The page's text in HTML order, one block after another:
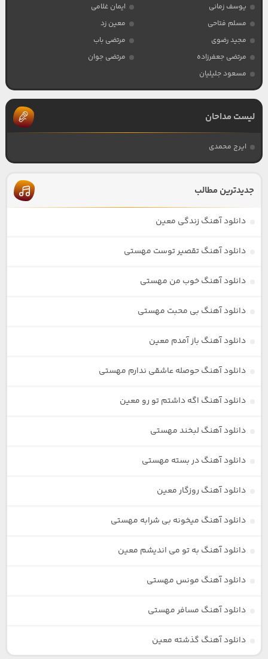
یوسف زمانی
ایمان غلامی
مسلم فتاحی
معین زد
مجید رضوی
مرتضی باب
مرتضی جعفرزاده
مرتضی جوان
مسعود جلیلیان
لیست مداحان
ایرج محمدی
جدیدترین مطالب
دانلود آهنگ زندگی معین
دانلود آهنگ تقصیر توست مهستی
دانلود آهنگ خوب من مهستی
دانلود آهنگ بی محبت مهستی
دانلود آهنگ باز آمدم معین
دانلود آهنگ حوصله عاشقی ندارم مهستی
دانلود آهنگ اگه داشتم تو رو معین
دانلود آهنگ لبخند مهستی
دانلود آهنگ در بسته مهستی
دانلود آهنگ روزگار معین
دانلود آهنگ میخونه بی شرابه مهستی
دانلود آهنگ به تو می اندیشم معین
دانلود آهنگ مونس مهستی
دانلود آهنگ مسافر مهستی
دانلود آهنگ گذشته معین